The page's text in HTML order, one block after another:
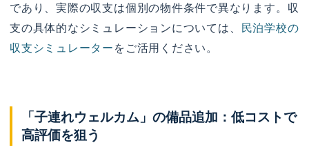
であり、実際の収支は個別の物件条件で異なります。収
支の具体的なシミュレーションについては、
民泊学校の
収支シミュレーター をご活用ください。
「子連れウェルカム」の備品追加：低コストで
高評価を狙う